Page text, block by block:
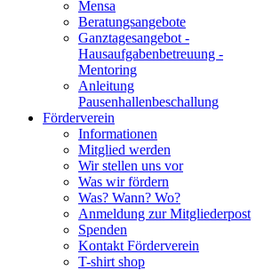
Mensa
Beratungsangebote
Ganztagesangebot -
Hausaufgabenbetreuung -
Mentoring
Anleitung
Pausenhallenbeschallung
Förderverein
Informationen
Mitglied werden
Wir stellen uns vor
Was wir fördern
Was? Wann? Wo?
Anmeldung zur Mitgliederpost
Spenden
Kontakt Förderverein
T-shirt shop